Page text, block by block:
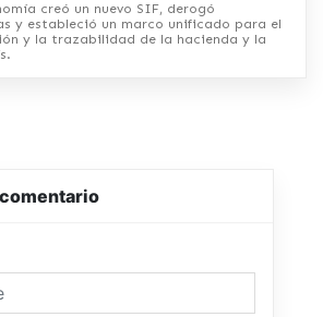
creó un nuevo SIF, derogó
y estableció un marco unificado para el
y la trazabilidad de la hacienda y la